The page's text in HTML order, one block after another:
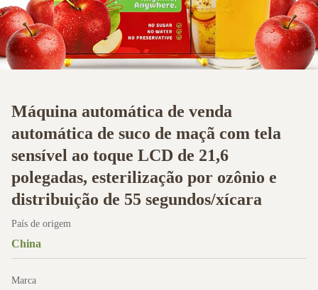
Máquina automática de venda
automática de suco de maçã com tela
sensível ao toque LCD de 21,6
polegadas, esterilização por ozônio e
distribuição de 55 segundos/xícara
País de origem
China
Marca